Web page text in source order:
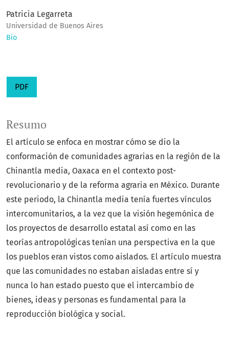
Patricia Legarreta
Universidad de Buenos Aires
Bio
PDF
Resumo
El artículo se enfoca en mostrar cómo se dio la
conformación de comunidades agrarias en la región de la
Chinantla media, Oaxaca en el contexto post-
revolucionario y de la reforma agraria en México. Durante
este periodo, la Chinantla media tenía fuertes vínculos
intercomunitarios, a la vez que la visión hegemónica de
los proyectos de desarrollo estatal así como en las
teorías antropológicas tenían una perspectiva en la que
los pueblos eran vistos como aislados. El artículo muestra
que las comunidades no estaban aisladas entre sí y
nunca lo han estado puesto que el intercambio de
bienes, ideas y personas es fundamental para la
reproducción biológica y social.